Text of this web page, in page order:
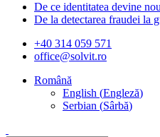
De ce identitatea devine
De la detectarea fraudei la
+40 314 059 571
office@solvit.ro
Română
English (Engleză)
Serbian (Sârbă)